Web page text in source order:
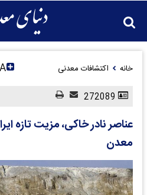
خانه اکتشافات معدنی A
عناصر نادر خاکی، مزیت تازه
معدن